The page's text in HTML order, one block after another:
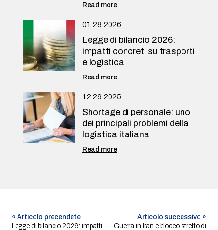
Read more
01.28.2026
Legge di bilancio 2026:
impatti concreti su trasporti
e logistica
Read more
12.29.2025
Shortage di personale: uno
dei principali problemi della
logistica italiana
Read more
Navigazione
« Articolo precendete
Legge di bilancio 2026: impatti
Articolo successivo »
Guerra in Iran e blocco stretto di